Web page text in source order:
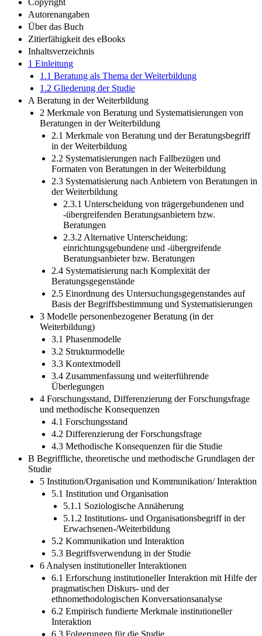
Copyright
Autorenangaben
Über das Buch
Zitierfähigkeit des eBooks
Inhaltsverzeichnis
1 Einleitung
1.1 Beratung als Thema der Weiterbildung
1.2 Gliederung der Studie
A Beratung in der Weiterbildung
2 Merkmale von Beratung und Systematisierungen von
Beratungen in der Weiterbildung
2.1 Merkmale von Beratung und der Beratungsbegriff
in der Weiterbildung
2.2 Systematisierungen nach Fallbezügen und
Formaten von Beratungen in der Weiterbildung
2.3 Systematisierung nach Anbietern von Beratungen in
der Weiterbildung
2.3.1 Unterscheidung von trägergebundenen und
-übergreifenden Beratungsanbietern bzw.
Beratungen
2.3.2 Alternative Unterscheidung:
einrichtungsgebundene und -übergreifende
Beratungsanbieter bzw. Beratungen
2.4 Systematisierung nach Komplexität der
Beratungsgegenstände
2.5 Einordnung des Untersuchungsgegenstandes auf
Basis der Begriffsbestimmung und Systematisierungen
3 Modelle personenbezogener Beratung (in der
Weiterbildung)
3.1 Phasenmodelle
3.2 Strukturmodelle
3.3 Kontextmodell
3.4 Zusammenfassung und weiterführende
Überlegungen
4 Forschungsstand, Differenzierung der Forschungsfrage
und methodische Konsequenzen
4.1 Forschungsstand
4.2 Differenzierung der Forschungsfrage
4.3 Methodische Konsequenzen für die Studie
B Begriffliche, theoretische und methodische Grundlagen der
Studie
5 Institution/Organisation und Kommunikation/ Interaktion
5.1 Institution und Organisation
5.1.1 Soziologische Annäherung
5.1.2 Institutions- und Organisationsbegriff in der
Erwachsenen-/Weiterbildung
5.2 Kommunikation und Interaktion
5.3 Begriffsverwendung in der Studie
6 Analysen institutioneller Interaktionen
6.1 Erforschung institutioneller Interaktion mit Hilfe der
pragmatischen Diskurs- und der
ethnomethodologischen Konversationsanalyse
6.2 Empirisch fundierte Merkmale institutioneller
Interaktion
6.3 Folgerungen für die Studie